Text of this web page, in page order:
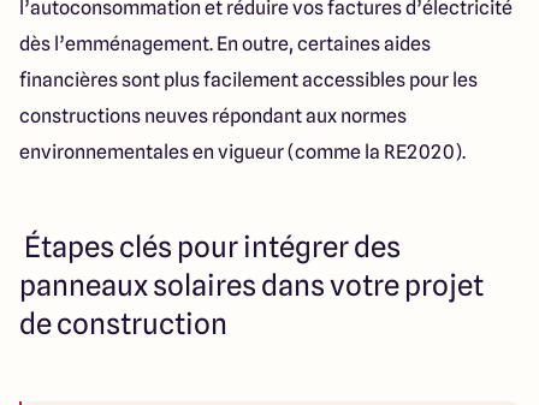
l’autoconsommation et réduire vos factures d’électricité
dès l’emménagement. En outre, certaines aides
financières sont plus facilement accessibles pour les
constructions neuves répondant aux normes
environnementales en vigueur (comme la RE2020).
Étapes clés pour intégrer des
panneaux solaires dans votre projet
de construction